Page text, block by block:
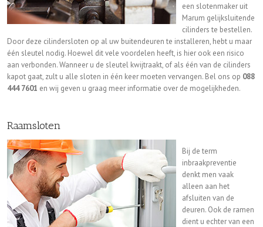
een slotenmaker uit
Marum gelijksluitende
cilinders te bestellen.
Door deze cilindersloten op al uw buitendeuren te installeren, hebt u maar
één sleutel nodig. Hoewel dit vele voordelen heeft, is hier ook een risico
aan verbonden. Wanneer u de sleutel kwijtraakt, of als één van de cilinders
kapot gaat, zult u alle sloten in één keer moeten vervangen. Bel ons op 088
444 7601 en wij geven u graag meer informatie over de mogelijkheden.
Raamsloten
Bij de term
inbraakpreventie
denkt men vaak
alleen aan het
afsluiten van de
deuren. Ook de ramen
dient u echter van een